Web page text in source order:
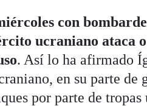
con
ucraniano ataca
. Así lo ha afirmado
en su parte de
por parte de tropas